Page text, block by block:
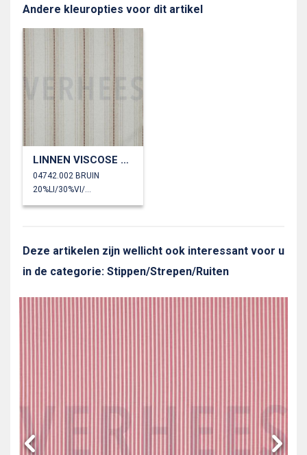
Andere kleuropties voor dit artikel
LINNEN VISCOSE STREPEN
04742.002 BRUIN
20%LI/30%VI/30%PL/20%CO
Deze artikelen zijn wellicht ook interessant voor u
in de categorie: Stippen/Strepen/Ruiten